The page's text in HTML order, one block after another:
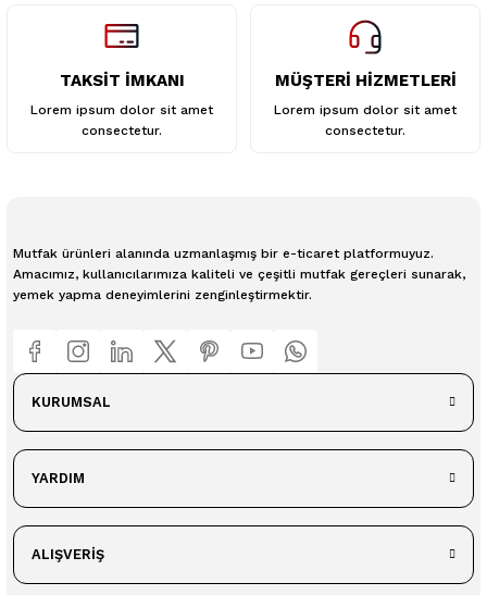
TAKSİT İMKANI
Lorem ipsum dolor sit amet
consectetur.
MÜŞTERİ HİZMETLERİ
Lorem ipsum dolor sit amet
consectetur.
Mutfak ürünleri alanında uzmanlaşmış bir e-ticaret platformuyuz.
Amacımız, kullanıcılarımıza kaliteli ve çeşitli mutfak gereçleri sunarak,
yemek yapma deneyimlerini zenginleştirmektir.
KURUMSAL
YARDIM
ALIŞVERİŞ